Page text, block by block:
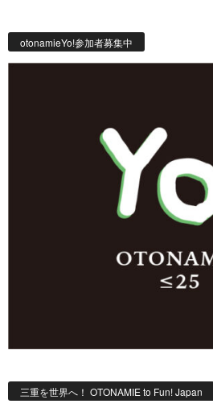
otonamieYo!参加者募集中
三重を世界へ！ OTONAMIE to Fun! Japan